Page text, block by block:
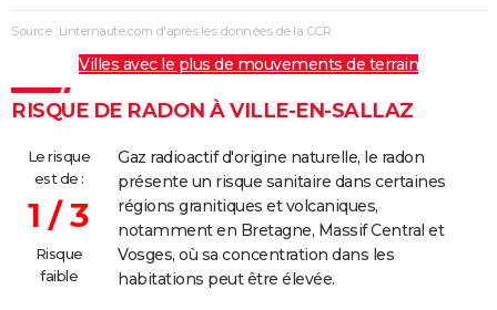
Source : Linternaute.com d'après les données de la CCR
Villes avec le plus de mouvements de terrain
RISQUE DE RADON À VILLE-EN-SALLAZ
Le risque
est de :
1 / 3
Risque
faible
Gaz radioactif d'origine naturelle, le radon
présente un risque sanitaire dans certaines
régions granitiques et volcaniques,
notamment en Bretagne, Massif Central et
Vosges, où sa concentration dans les
habitations peut être élevée.